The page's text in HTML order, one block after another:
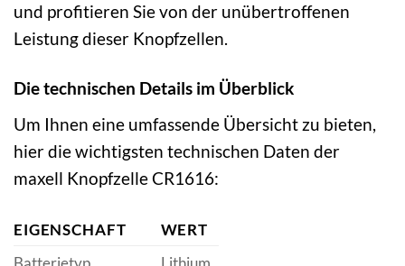
und profitieren Sie von der unübertroffenen
Leistung dieser Knopfzellen.
Die technischen Details im Überblick
Um Ihnen eine umfassende Übersicht zu bieten,
hier die wichtigsten technischen Daten der
maxell Knopfzelle CR1616:
EIGENSCHAFT
WERT